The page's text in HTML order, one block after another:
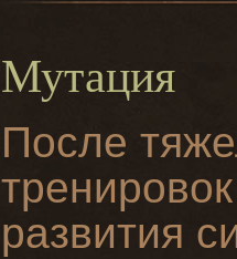
Мутация
После
развития